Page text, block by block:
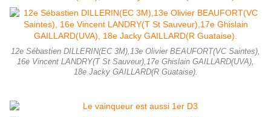
12e Sébastien DILLERIN(EC 3M),13e Olivier BEAUFORT(VC Saintes),
16e Vincent LANDRY(T St Sauveur),17e Ghislain GAILLARD(UVA),
18e Jacky GAILLARD(R Guataise).